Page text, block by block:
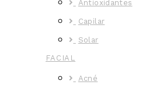
Antioxidantes
Capilar
Solar
FACIAL
Acné